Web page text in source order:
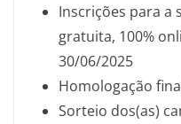
Inscrições para a
gratuita, 100%
30/06/2025
Homologação
Sorteio dos(as)